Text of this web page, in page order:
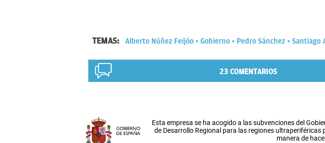
TEMAS: Alberto Núñez Feijóo Gobierno Pedro Sánchez Santiago
23COMENTARIOS
Esta empresa se ha acogido a las subvenciones del
de Desarrollo Regional para las regiones ultraperiféricas
manera de